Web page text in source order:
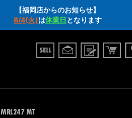
【福岡店からのお知らせ】
8/4(火)は休業日 となります
MRL247 MT